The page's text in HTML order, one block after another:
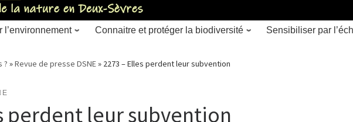
l’environnement Connaitre et protéger la biodiversité Sensibiliser par
? »Revue de presse DSNE» 2273 – Elles perdent leur subvention
perdent leur subvention